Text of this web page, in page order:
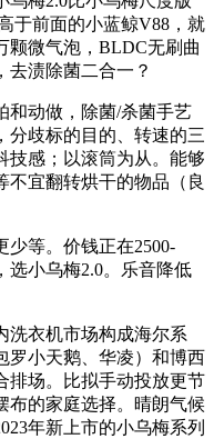
于前面的小蓝鲸V88，就
颗微气泡，BLDC无刷曲
去渍除菌二合一？
动做，除菌/杀菌手艺
分歧标的目的、转速的三
技感；以滚筒为从。能够
不宜翻转烘干的物品（良
等。价钱正在2500-
选小乌梅2.0。乐音降低
衣机市场构成海尔系
罗小天鹅、华凌）和博西
排场。比拟手动投放更节
布的家庭选择。晴朗气候
年新上市的小乌梅系列